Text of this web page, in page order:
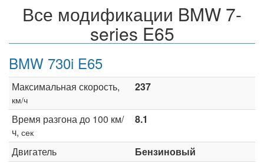
Все модификации BMW 7-
series E65
BMW 730i E65
Максимальная скорость,
км/ч
237
Время разгона до 100 км/
ч, сек
8.1
Двигатель
Бензиновый